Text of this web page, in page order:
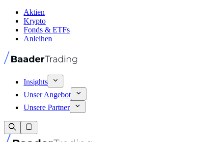
Aktien
Krypto
Fonds & ETFs
Anleihen
Insights
Unser Angebot
Unsere Partner